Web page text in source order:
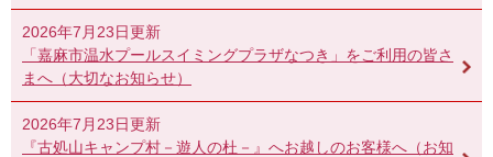
2026年7月23日更新
「嘉麻市温水プールスイミングプラザなつき」をご利用の皆さ
まへ（大切なお知らせ）
2026年7月23日更新
『古処山キャンプ村－遊人の杜－』へお越しのお客様へ（お知